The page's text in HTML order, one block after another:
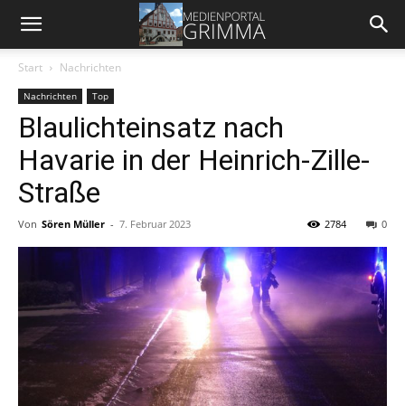
Start Nachrichten
Nachrichten Top
Blaulichteinsatz nach
Havarie in der Heinrich-Zille-
Straße
Von Sören Müller - 7. Februar 2023 0
2784